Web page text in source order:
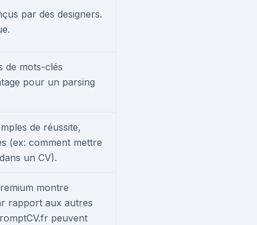
par des designers.
de mots-clés
pour un parsing
de réussite,
(ex: comment mettre
un CV).
montre
rapport aux autres
peuvent